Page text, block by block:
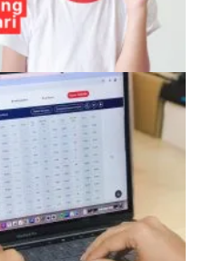
Dua atau Tiga
Semakin Dicari